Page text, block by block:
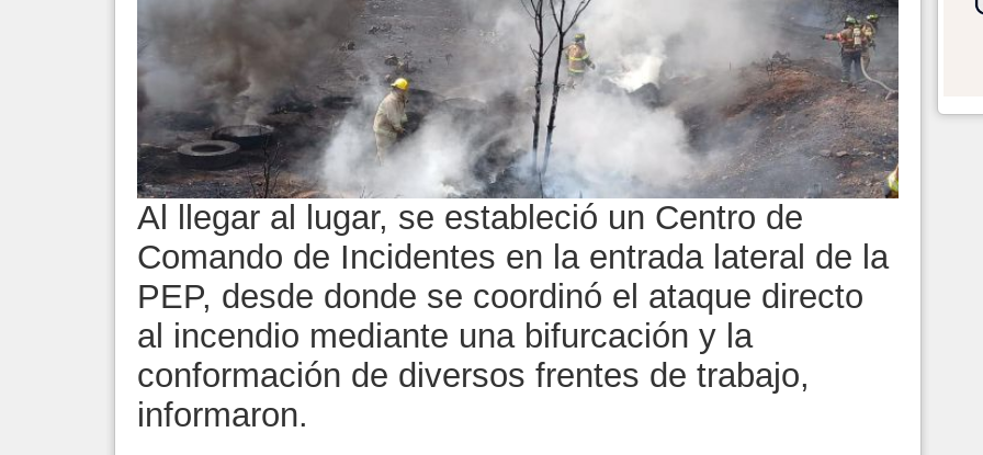
Al llegar al lugar, se estableció un Centro de
Comando de Incidentes en la entrada lateral de la
PEP, desde donde se coordinó el ataque directo
al incendio mediante una bifurcación y la
conformación de diversos frentes de trabajo,
informaron.